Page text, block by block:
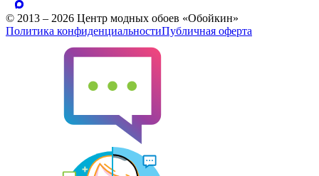
© 2013 – 2026 Центр модных обоев «Обойкин»
Политика конфиденциальностиПубличная оферта